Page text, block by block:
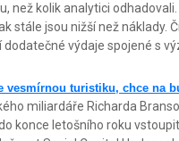
než kolik analytici
stále jsou nižší než náklady.
výdaje spojené s
vesmírnou turistiku, chce na
miliardáře Richarda
konce letošního roku